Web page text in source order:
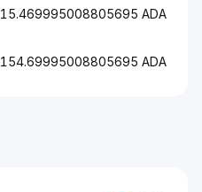
15.469995008805695 ADA
154.69995008805695 ADA